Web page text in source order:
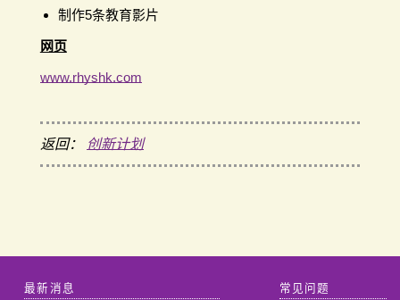
制作5条教育影片
网页
www.rhyshk.com
返回： 创新计划
最新消息
常见问题